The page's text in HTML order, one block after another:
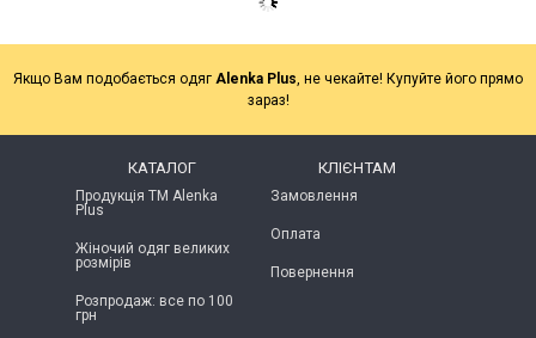
Якщо Вам подобається одяг Alenka Plus , не чекайте! Купуйте його прямо
зараз!
КАТАЛОГ
Продукція ТМ Alenka
Plus
Жіночий одяг великих
розмірів
Розпродаж: все по 100
грн
КЛІЄНТАМ
Замовлення
Оплата
Повернення